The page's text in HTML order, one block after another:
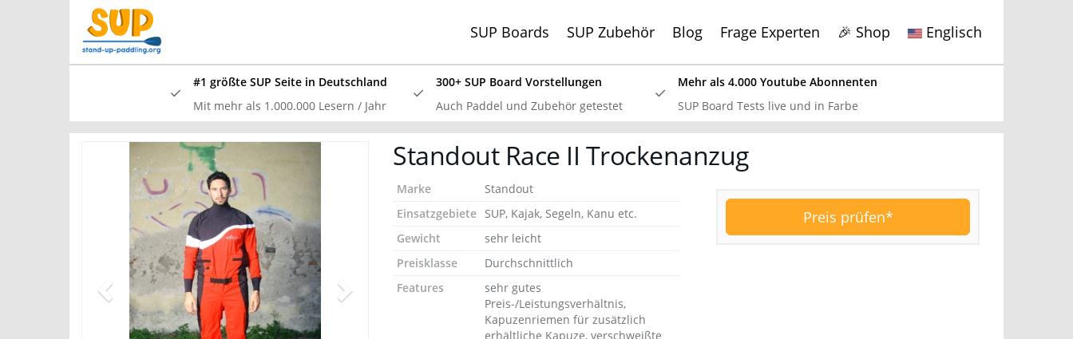
SUP Boards SUP Zubehör Blog Frage Experten 🎉 Shop Englisch
#1 größte SUP Seite in Deutschland
Mit mehr als 1.000.000 Lesern / Jahr
300+ SUP Board Vorstellungen
Auch Paddel und Zubehör getestet
Mehr als 4.000 Youtube Abonnenten
SUP Board Tests live und in Farbe
Standout Race II Trockenanzug
Preis prüfen*
Marke
Standout
Einsatzgebiete
SUP, Kajak, Segeln, Kanu etc.
Gewicht
sehr leicht
Preisklasse
Durchschnittlich
Features
sehr gutes
Preis-/Leistungsverhältnis,
Kapuzenriemen für zusätzlich
erhältliche Kapuze, verschweißte
SSV: Große Bluefin Sonderangebote
In unserem SUP Board Test 2024 haben wir alle aktuellen Bluefin Boards getestet
und waren überzeugt! Aktuell gib es wieder große Bluefin Sonderangebote hier
x